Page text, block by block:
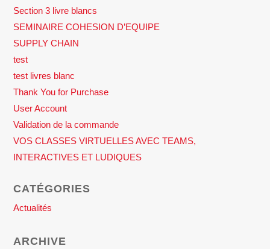
Section 3 livre blancs
SEMINAIRE COHESION D’EQUIPE
SUPPLY CHAIN
test
test livres blanc
Thank You for Purchase
User Account
Validation de la commande
VOS CLASSES VIRTUELLES AVEC TEAMS,
INTERACTIVES ET LUDIQUES
CATÉGORIES
Actualités
ARCHIVE